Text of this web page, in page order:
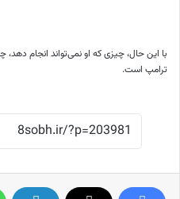
با این حال، چیزی که او نمی‌تواند انجام دهد،
ترامپ است.